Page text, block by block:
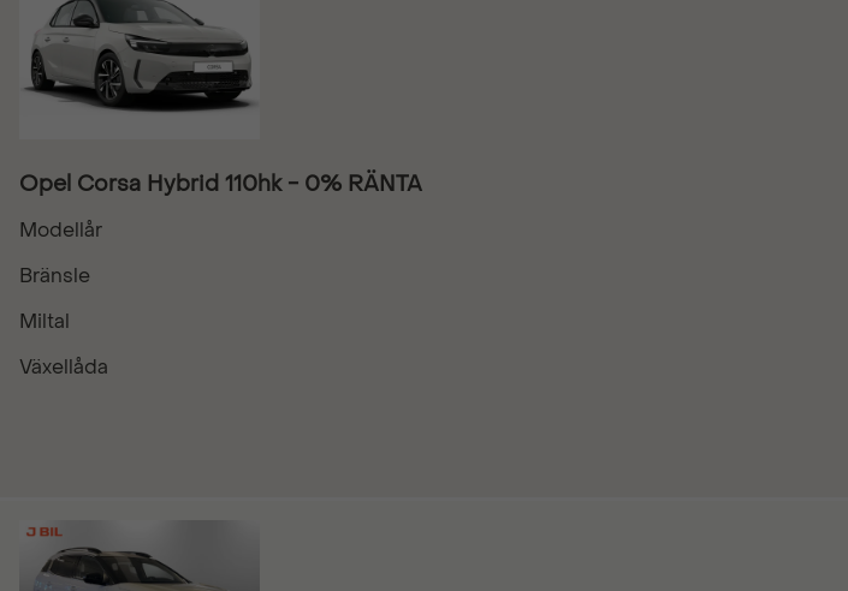
Opel Corsa Hybrid 110hk - 0% RÄNTA
Modellår
Bränsle
Miltal
Växellåda